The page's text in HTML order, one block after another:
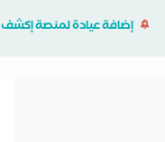
إضافة عيادة لمنصة إكشف